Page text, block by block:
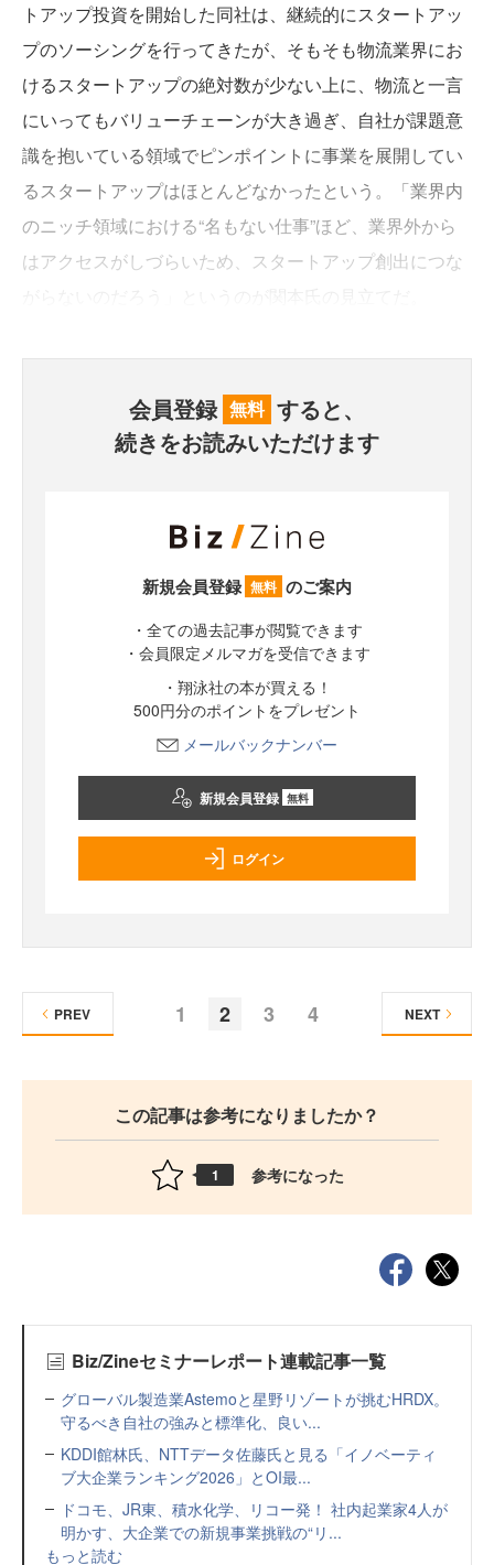
トアップ投資を開始した同社は、継続的にスタートアッ
プのソーシングを行ってきたが、そもそも物流業界にお
けるスタートアップの絶対数が少ない上に、物流と一言
にいってもバリューチェーンが大き過ぎ、自社が課題意
識を抱いている領域でピンポイントに事業を展開してい
るスタートアップはほとんどなかったという。「業界内
のニッチ領域における“名もない仕事”ほど、業界外から
はアクセスがしづらいため、スタートアップ創出につな
会員登録 無料 すると、
続きをお読みいただけます
新規会員登録 無料 のご案内
・全ての過去記事が閲覧できます
・会員限定メルマガを受信できます
・翔泳社の本が買える！
500円分のポイントをプレゼント
メールバックナンバー
新規会員登録 無料
ログイン
1 2 3 4
PREV NEXT
この記事は参考になりましたか？
1 参考になった
Biz/Zineセミナーレポート連載記事一覧
グローバル製造業Astemoと星野リゾートが挑むHRDX。
守るべき自社の強みと標準化、良い...
KDDI館林氏、NTTデータ佐藤氏と見る「イノベーティ
ブ大企業ランキング2026」とOI最...
ドコモ、JR東、積水化学、リコー発！ 社内起業家4人が
明かす、大企業での新規事業挑戦の“リ...
もっと読む